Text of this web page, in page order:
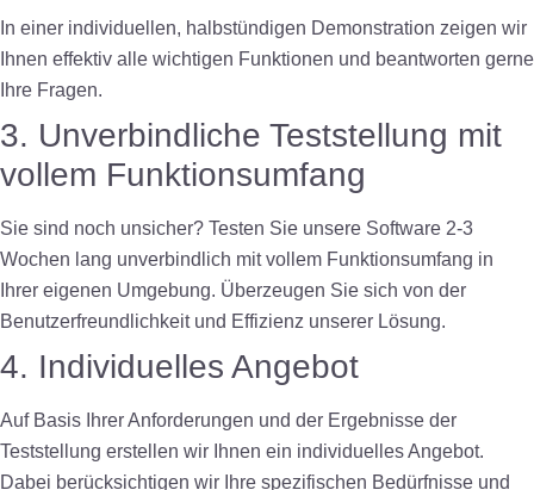
In einer individuellen, halbstündigen Demonstration zeigen wir
Ihnen effektiv alle wichtigen Funktionen und beantworten gerne
Ihre Fragen.
3. Unverbindliche Teststellung mit
vollem Funktionsumfang
Sie sind noch unsicher? Testen Sie unsere Software 2-3
Wochen lang unverbindlich mit vollem Funktionsumfang in
Ihrer eigenen Umgebung. Überzeugen Sie sich von der
Benutzerfreundlichkeit und Effizienz unserer Lösung.
4. Individuelles Angebot
Auf Basis Ihrer Anforderungen und der Ergebnisse der
Teststellung erstellen wir Ihnen ein individuelles Angebot.
Dabei berücksichtigen wir Ihre spezifischen Bedürfnisse und